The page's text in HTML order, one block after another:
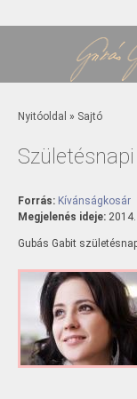
Jelenlegi hely
Nyitóoldal » Sajtó
Forrás: Kívánságkosár
Megjelenés ideje:
Gubás Gabit